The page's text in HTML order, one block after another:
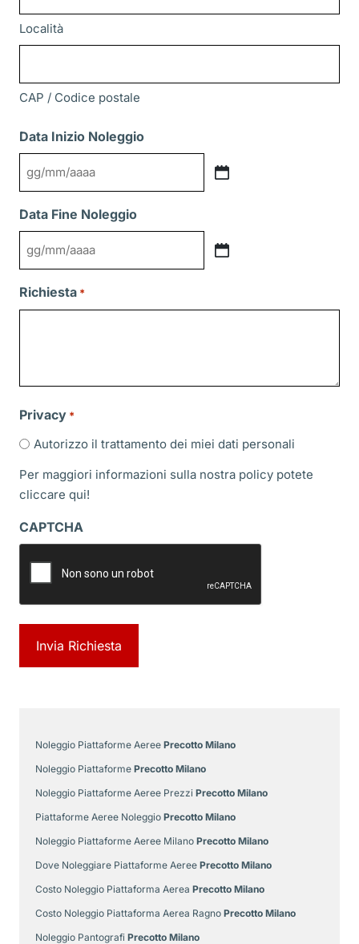
Località
CAP / Codice postale
Data Inizio Noleggio
GG
MM
slash
AAAA
Data Fine Noleggio
GG
MM
Richiesta *
Privacy *
Autorizzo il trattamento dei miei dati personali
Per maggiori informazioni sulla nostra policy potete
cliccare qui!
CAPTCHA
Noleggio Piattaforme Aeree Precotto Milano
Noleggio Piattaforme Precotto Milano
Noleggio Piattaforme Aeree Prezzi Precotto Milano
Piattaforme Aeree Noleggio Precotto Milano
Noleggio Piattaforme Aeree Milano Precotto Milano
Dove Noleggiare Piattaforme Aeree Precotto Milano
Costo Noleggio Piattaforma Aerea Precotto Milano
Costo Noleggio Piattaforma Aerea Ragno Precotto Milano
Noleggio Pantografi Precotto Milano